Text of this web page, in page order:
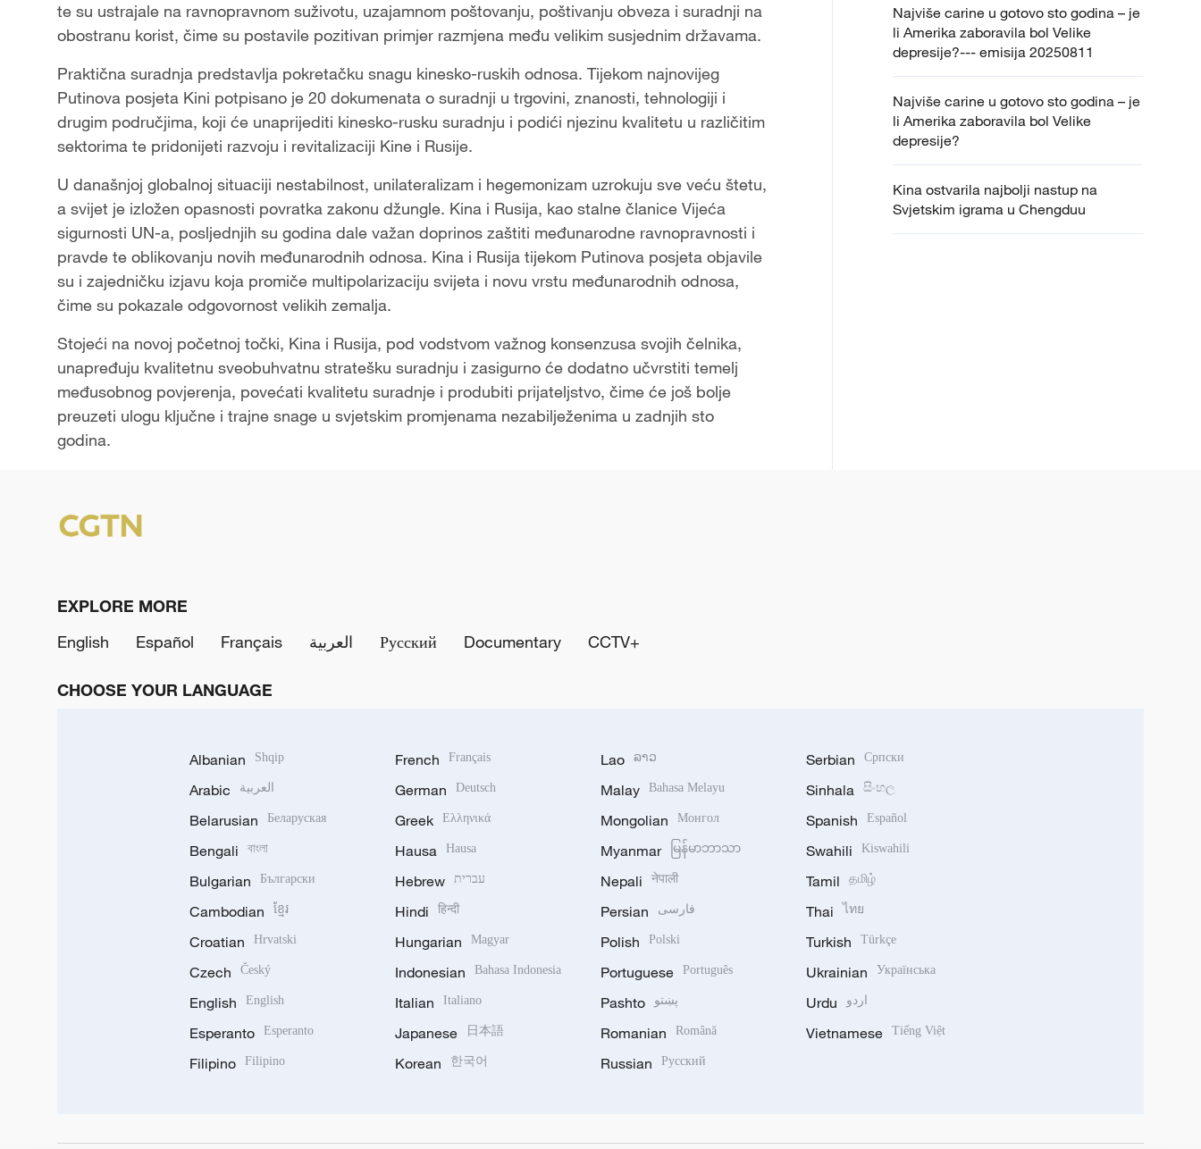
te su ustrajale na ravnopravnom suživotu, uzajamnom poštovanju, poštivanju obveza i suradnji na
obostranu korist, čime su postavile pozitivan primjer razmjena među velikim susjednim državama.
Praktična suradnja predstavlja pokretačku snagu kinesko-ruskih odnosa. Tijekom najnovijeg
Putinova posjeta Kini potpisano je 20 dokumenata o suradnji u trgovini, znanosti, tehnologiji i
drugim područjima, koji će unaprijediti kinesko-rusku suradnju i podići njezinu kvalitetu u različitim
sektorima te pridonijeti razvoju i revitalizaciji Kine i Rusije.
U današnjoj globalnoj situaciji nestabilnost, unilateralizam i hegemonizam uzrokuju sve veću štetu,
a svijet je izložen opasnosti povratka zakonu džungle. Kina i Rusija, kao stalne članice Vijeća
sigurnosti UN-a, posljednjih su godina dale važan doprinos zaštiti međunarodne ravnopravnosti i
pravde te oblikovanju novih međunarodnih odnosa. Kina i Rusija tijekom Putinova posjeta objavile
su i zajedničku izjavu koja promiče multipolarizaciju svijeta i novu vrstu međunarodnih odnosa,
čime su pokazale odgovornost velikih zemalja.
Stojeći na novoj početnoj točki, Kina i Rusija, pod vodstvom važnog konsenzusa svojih čelnika,
unapređuju kvalitetnu sveobuhvatnu stratešku suradnju i zasigurno će dodatno učvrstiti temelj
međusobnog povjerenja, povećati kvalitetu suradnje i produbiti prijateljstvo, čime će još bolje
preuzeti ulogu ključne i trajne snage u svjetskim promjenama nezabilježenima u zadnjih sto
godina.
Najviše carine u gotovo sto godina – je
li Amerika zaboravila bol Velike
depresije?--- emisija 20250811
Najviše carine u gotovo sto godina – je
li Amerika zaboravila bol Velike
depresije?
Kina ostvarila najbolji nastup na
Svjetskim igrama u Chengduu
EXPLORE MORE
English
Español Français العربية Русский Documentary CCTV+
CHOOSE YOUR LANGUAGE
Albanian Shqip
Arabic العربية
Belarusian Беларуская
Bengali বাংলা
Bulgarian Български
Cambodian ខ្មែរ
Croatian Hrvatski
Czech Český
English English
Esperanto Esperanto
Filipino Filipino
French Français
German Deutsch
Greek Ελληνικά
Hausa Hausa
Hebrew עברית
Hindi हिन्दी
Hungarian Magyar
Indonesian Bahasa Indonesia
Italian Italiano
Japanese 日本語
Korean 한국어
Lao ລາວ
Malay Bahasa Melayu
Mongolian Монгол
Myanmar မြန်မာဘာသာ
Nepali नेपाली
Persian فارسی
Polish Polski
Portuguese Português
Pashto پښتو
Romanian Română
Russian Русский
Serbian Српски
Sinhala සිංහල
Spanish Español
Swahili Kiswahili
Tamil தமிழ்
Thai ไทย
Turkish Türkçe
Ukrainian Українська
Urdu اردو
Vietnamese Tiếng Việt